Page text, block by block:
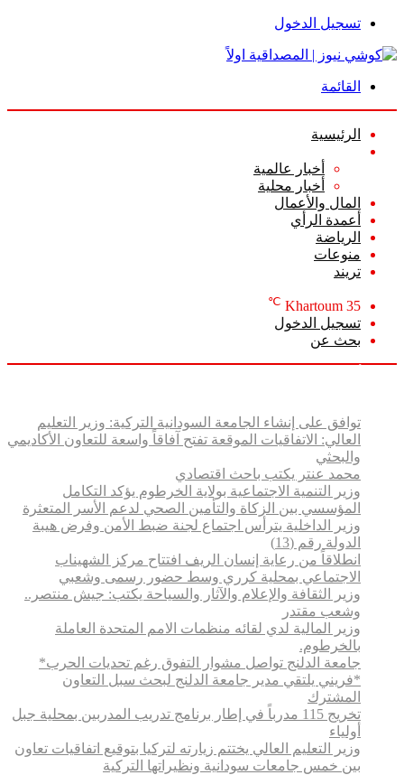
تسجيل الدخول
القائمة
الرئيسية
أخبار عالمية
أخبار محلية
المال والأعمال
أعمدة الرأي
الرياضة
منوعات
تريند
Khartoum 35
℃
تسجيل الدخول
بحث عن
توافق على إنشاء الجامعة السودانية التركية: وزير التعليم
العالي: الاتفاقيات الموقعة تفتح آفاقاً واسعة للتعاون الأكاديمي
والبحثي
محمد عنتر يكتب باحث اقتصادي
وزير التنمية الاجتماعية بولاية الخرطوم يؤكد التكامل
المؤسسي بين الزكاة والتأمين الصحي لدعم الأسر المتعثرة
وزير الداخلية يترأس اجتماع لجنة ضبط الأمن وفرض هيبة
الدولة رقم (13)
انطلاقاً من رعاية إنسان الريف افتتاح مركز الشهيناب
الاجتماعي بمحلية كرري وسط حضور رسمى وشعبي
وزير الثقافة والإعلام والآثار والسياحة يكتب: جيش منتصر..
وشعب مقتدر
وزير المالية لدي لقائه منظمات الامم المتحدة العاملة
بالخرطوم.
جامعة الدلنج تواصل مشوار التفوق رغم تحديات الحرب*
*فريني يلتقي مدير جامعة الدلنج لبحث سبل التعاون
المشترك
تخريج 115 مدرباً في إطار برنامج تدريب المدربين بمحلية جبل
أولياء
وزير التعليم العالي يختتم زيارته لتركيا بتوقيع اتفاقيات تعاون
بين خمس جامعات سودانية ونظيراتها التركية